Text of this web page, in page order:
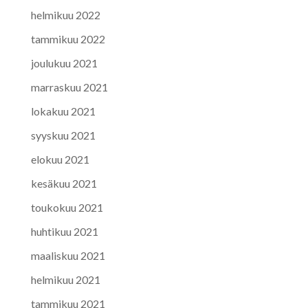
helmikuu 2022
tammikuu 2022
joulukuu 2021
marraskuu 2021
lokakuu 2021
syyskuu 2021
elokuu 2021
kesäkuu 2021
toukokuu 2021
huhtikuu 2021
maaliskuu 2021
helmikuu 2021
tammikuu 2021